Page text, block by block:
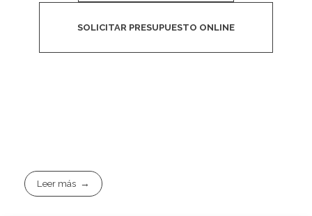
SOLICITAR PRESUPUESTO ONLINE
Leer más